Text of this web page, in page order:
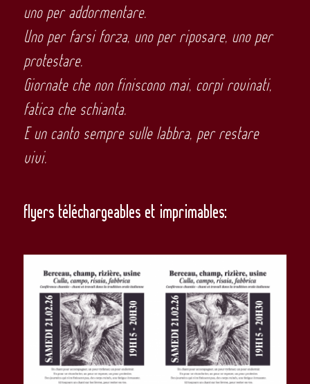
uno per addormentare.
Uno per farsi forza, uno per riposare, uno per
protestare.
Giornate che non finiscono mai, corpi rovinati,
fatica che schianta.
E un canto sempre sulle labbra, per restare
vivi.
flyers téléchargeables et imprimables: